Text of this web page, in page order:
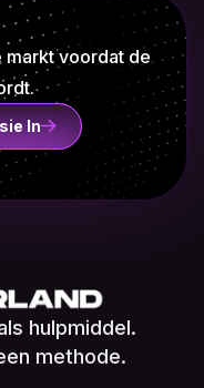
markt voordat de
In
hulpmiddel.
methode.